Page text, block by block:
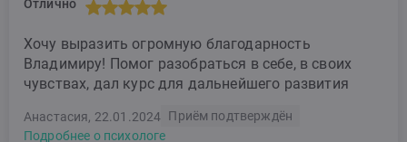
Отлично
Хочу выразить огромную благодарность
Владимиру! Помог разобраться в себе, в своих
чувствах, дал курс для дальнейшего развития
Анастасия, 22.01.2024 Приём подтверждён
Подробнее о психологе